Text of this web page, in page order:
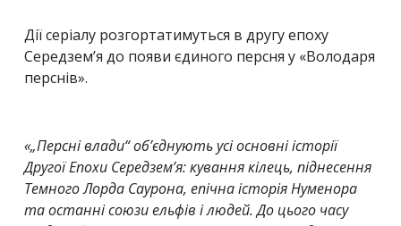
Дії серіалу розгортатимуться в другу епоху
Середзем’я до появи єдиного персня у «Володаря
перснів».
«„Персні влади“ об’єднують усі основні історії
Другої Епохи Середзем’я: кування кілець, піднесення
Темного Лорда Саурона, епічна історія Нуменора
та останні союзи ельфів і людей. До цього часу